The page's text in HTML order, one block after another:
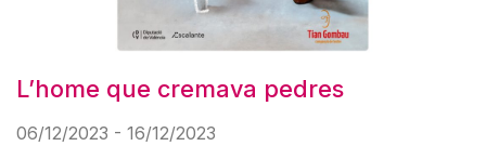
L’home que cremava pedres
06/12/2023 - 16/12/2023